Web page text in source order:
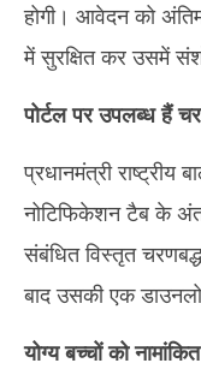
होगी। आवेदन को
में सुरक्षित कर उसमें
पोर्टल पर उपलब्ध हैं
प्रधानमंत्री राष्ट्रीय
नोटिफिकेशन टैब के
संबंधित विस्तृत
बाद उसकी एक
योग्य बच्चों को